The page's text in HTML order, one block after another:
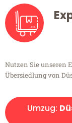
Nutzen Sie unseren
Übersiedlung von
Umzug: